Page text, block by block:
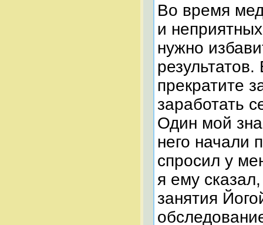
Во время
и
нужно
прекратите
заработать
Один мой
него начали
спросил у
я ему
занятия